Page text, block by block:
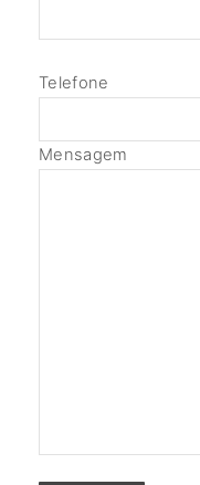
Telefone
Mensagem